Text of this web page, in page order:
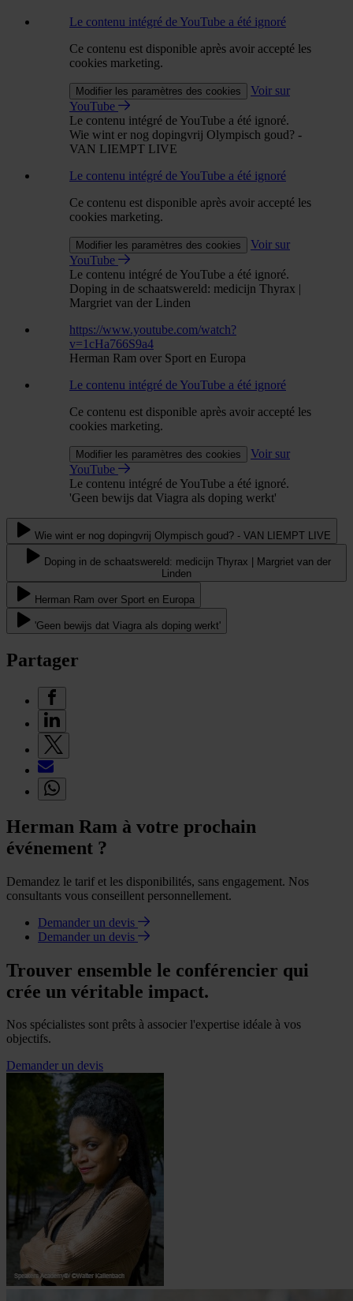
Le contenu intégré de YouTube a été ignoré
Ce contenu est disponible après avoir accepté les
cookies marketing.
Modifier les paramètres des cookies
Voir sur
YouTube
Le contenu intégré de YouTube a été ignoré.
Wie wint er nog dopingvrij Olympisch goud? -
VAN LIEMPT LIVE
Le contenu intégré de YouTube a été ignoré
Ce contenu est disponible après avoir accepté les
cookies marketing.
Modifier les paramètres des cookies
Voir sur
YouTube
Le contenu intégré de YouTube a été ignoré.
Doping in de schaatswereld: medicijn Thyrax |
Margriet van der Linden
https://www.youtube.com/watch?
v=1cHa766S9a4
Herman Ram over Sport en Europa
Le contenu intégré de YouTube a été ignoré
Ce contenu est disponible après avoir accepté les
cookies marketing.
Modifier les paramètres des cookies
Voir sur
YouTube
Le contenu intégré de YouTube a été ignoré.
'Geen bewijs dat Viagra als doping werkt'
Wie wint er nog dopingvrij Olympisch goud? - VAN LIEMPT LIVE
Doping in de schaatswereld: medicijn Thyrax | Margriet van der
Linden
Herman Ram over Sport en Europa
'Geen bewijs dat Viagra als doping werkt'
Partager
Herman Ram à votre prochain
événement ?
Demandez le tarif et les disponibilités, sans engagement. Nos
consultants vous conseillent personnellement.
Demander un devis
Demander un devis
Trouver ensemble le conférencier qui
crée un véritable impact.
Nos spécialistes sont prêts à associer l'expertise idéale à vos
objectifs.
Demander un devis